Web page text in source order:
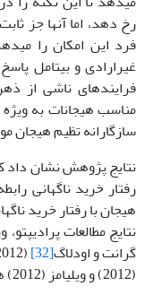
رخ دهد، اما آنها جز
فرد این امکان را
غیرارادی و بی­تامل
فرایندهای ناشی از
مناسب هیجانات به
سازگارانه تظیم هیجان
نتایج پژوهش نشان داد
رفتار خرید ناگهانی
هیجان با رفتار خرید
نتایج مطالعات پرادیپتو،
گرانت و اودلاگ[32]
(2012) و ویلیامز (2012) هماهنگ بود.